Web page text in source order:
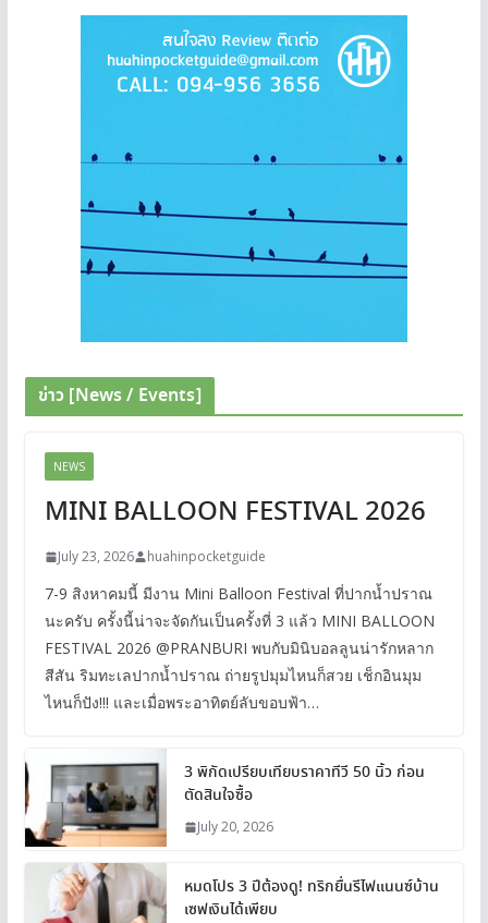
ข่าว [News / Events]
NEWS
MINI BALLOON FESTIVAL 2026
July 23, 2026 huahinpocketguide
7-9 สิงหาคมนี้ มีงาน Mini Balloon Festival ที่ปากน้ำปราณ
นะครับ ครั้งนี้น่าจะจัดกันเป็นครั้งที่ 3 แล้ว MINI BALLOON
FESTIVAL 2026 @PRANBURI พบกับมินิบอลลูนน่ารักหลาก
สีสัน ริมทะเลปากน้ำปราณ ถ่ายรูปมุมไหนก็สวย เช็กอินมุม
ไหนก็ปัง!!! และเมื่อพระอาทิตย์ลับขอบฟ้า…
3 พิกัดเปรียบเทียบราคาทีวี 50 นิ้ว ก่อน
ตัดสินใจซื้อ
July 20, 2026
หมดโปร 3 ปีต้องดู! ทริกยื่นรีไฟแนนซ์บ้าน
เซฟเงินได้เพียบ